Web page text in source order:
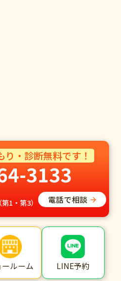
り・診断無料です！
3133
1・第3） 電話で相談
ルーム LINE予約